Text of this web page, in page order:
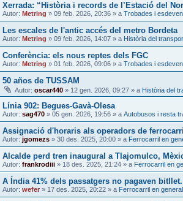
Xerrada: “Història i records de l’Estació del
Autor: Metring » 09 feb. 2026, 20:36 » a Trobades i
Les escales de l'antic accés del metro Bordeta
Autor: Metring » 09 feb. 2026, 14:07 » a Història del
Conferència: els nous reptes dels FGC
Autor: Metring » 01 feb. 2026, 09:06 » a Trobades i
50 años de TUSSAM
Autor: oscar440 » 12 gen. 2026, 09:27 » a Història del
Línia 902: Begues-Gavà-Olesa
Autor: sag470 » 05 gen. 2026, 19:56 » a Autobusos i resta
Assignació d'horaris als operadors de ferrocarril
Autor: jgomezs » 30 des. 2025, 20:00 » a Ferrocarril en
Alcalde perd tren inaugural a Tlajomulco,
Autor: frankrodiii » 18 des. 2025, 21:24 » a Ferrocarril en
A Índia 41% dels passatgers no pagaven
Autor: wefer » 17 des. 2025, 20:22 » a Ferrocarril en general